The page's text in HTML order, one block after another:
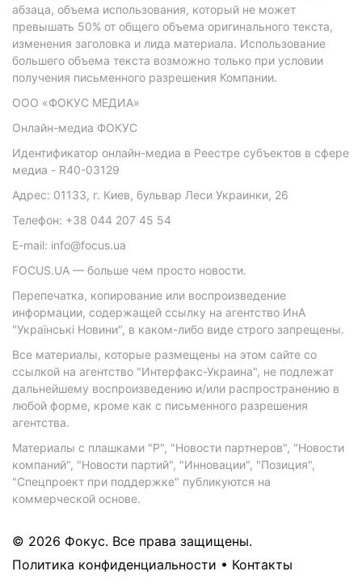
абзаца, объема использования, который не может
превышать 50% от общего объема оригинального текста,
изменения заголовка и лида материала. Использование
большего объема текста возможно только при условии
получения письменного разрешения Компании.
ООО «ФОКУС МЕДИА»
Онлайн-медиа ФОКУС
Идентификатор онлайн-медиа в Реестре субъектов в сфере
медиа - R40-03129
Адрес: 01133, г. Киев, бульвар Леси Украинки, 26
Телефон: +38 044 207 45 54
E-mail: info@focus.ua
FOCUS.UA — больше чем просто новости.
Перепечатка, копирование или воспроизведение
информации, содержащей ссылку на агентство ИнА
"Українські Новини", в каком-либо виде строго запрещены.
Все материалы, которые размещены на этом сайте со
ссылкой на агентство "Интерфакс-Украина", не подлежат
дальнейшему воспроизведению и/или распространению в
любой форме, кроме как с письменного разрешения
агентства.
Материалы с плашками "Р", "Новости партнеров", "Новости
компаний", "Новости партий", "Инновации", "Позиция",
"Спецпроект при поддержке" публикуются на
коммерческой основе.
© 2026 Фокус. Все права защищены.
Политика конфиденциальности • Контакты